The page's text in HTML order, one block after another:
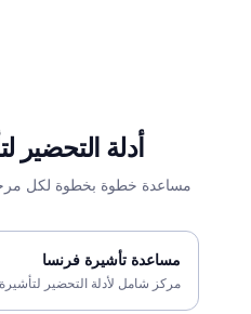
أدلة التحضير
مساعدة خطوة بخطوة لكل
مساعدة تأشيرة فرنسا
مركز شامل لأدلة التحضير